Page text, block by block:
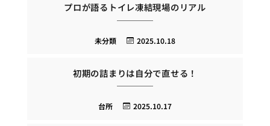
プロが語るトイレ凍結現場のリアル
2025.10.18
未分類
初期の詰まりは自分で直せる！
2025.10.17
台所